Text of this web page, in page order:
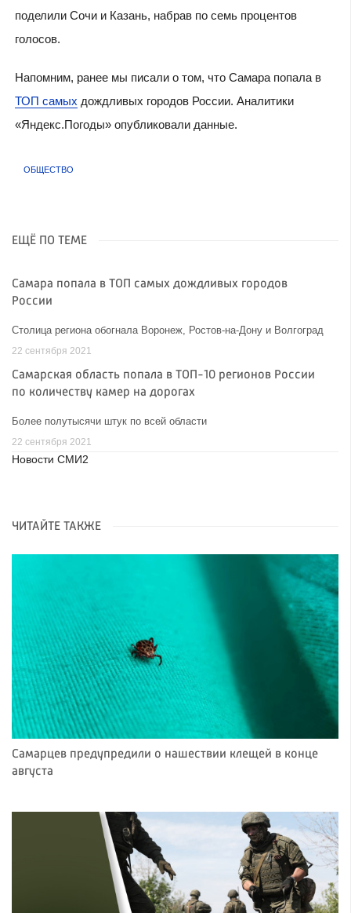
поделили Сочи и Казань, набрав по семь процентов
голосов.
Напомним, ранее мы писали о том, что Самара попала в
ТОП самых дождливых городов России. Аналитики
«Яндекс.Погоды» опубликовали данные.
ОБЩЕСТВО
ЕЩЁ ПО ТЕМЕ
Самара попала в ТОП самых дождливых городов
России
Столица региона обогнала Воронеж, Ростов-на-Дону и Волгоград
22 сентября 2021
Самарская область попала в ТОП-10 регионов России
по количеству камер на дорогах
Более полутысячи штук по всей области
22 сентября 2021
Новости СМИ2
ЧИТАЙТЕ ТАКЖЕ
Самарцев предупредили о нашествии клещей в конце
августа